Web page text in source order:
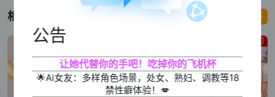
相关影片 更多
奇幻
公告
让她代替你的手吧！吃掉你的飞机杯
🌟Ai女友：多样角色场景，处女、熟妇、调教等18
禁性癖体验！💋